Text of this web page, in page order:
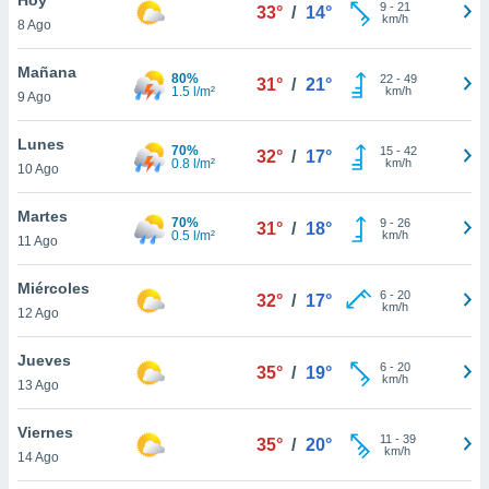
en
más
nuestra
de
cookies
aceptar
8 Ago
33° / 14° 9- 21
km/h
Mañana
9 Ago
80%
1.5 l/m²
31° / 21° 22- 49
km/h
Lunes
10 Ago
70%
0.8 l/m²
32° / 17° 15- 42
km/h
Martes
11 Ago
70%
0.5 l/m²
31° / 18° 9- 26
km/h
Miércoles
12 Ago
32° / 17° 6- 20
km/h
Jueves
13 Ago
35° / 19° 6- 20
km/h
Viernes
14 Ago
35° / 20° 11 - 39
km/h